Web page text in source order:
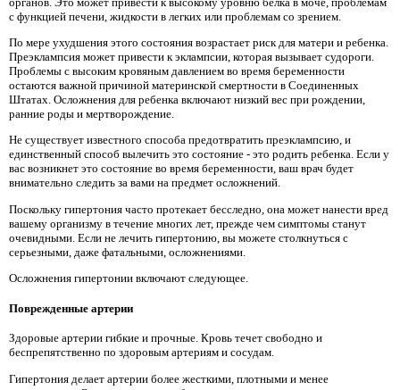
с функцией печени, жидкости в легких или проблемам со зрением.
По мере ухудшения этого состояния возрастает риск для матери и ребенка.
Преэклампсия может привести к эклампсии, которая вызывает судороги.
Проблемы с высоким кровяным давлением во время беременности
остаются важной причиной материнской смертности в Соединенных
Штатах. Осложнения для ребенка включают низкий вес при рождении,
ранние роды и мертворождение.
Не существует известного способа предотвратить преэклампсию, и
единственный способ вылечить это состояние - это родить ребенка. Если у
вас возникнет это состояние во время беременности, ваш врач будет
внимательно следить за вами на предмет осложнений.
Поскольку гипертония часто протекает бесследно, она может нанести вред
вашему организму в течение многих лет, прежде чем симптомы станут
очевидными. Если не лечить гипертонию, вы можете столкнуться с
серьезными, даже фатальными, осложнениями.
Осложнения гипертонии включают следующее.
Поврежденные артерии
Здоровые артерии гибкие и прочные. Кровь течет свободно и
беспрепятственно по здоровым артериям и сосудам.
Гипертония делает артерии более жесткими, плотными и менее